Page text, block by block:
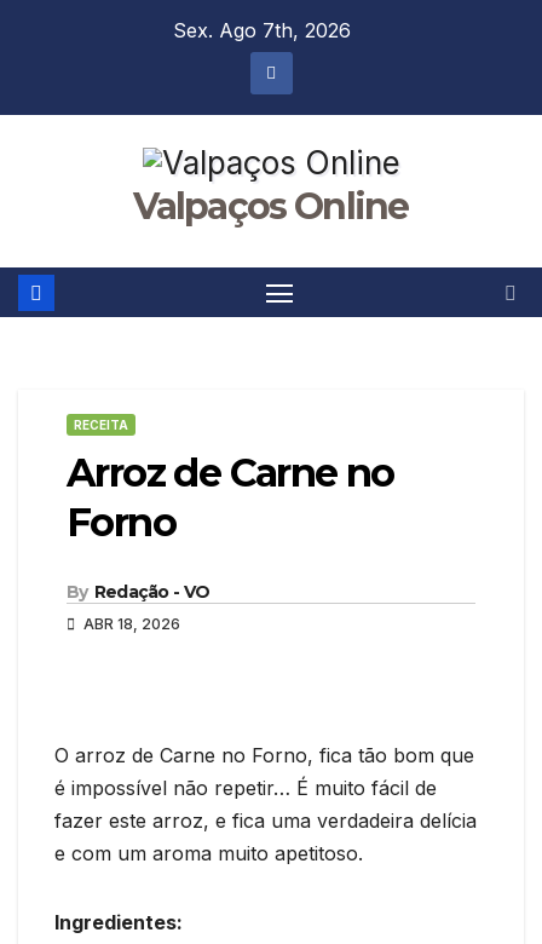
Sex. Ago 7th, 2026
Valpaços Online
RECEITA
Arroz de Carne no
Forno
By Redação - VO
ABR 18, 2026
O arroz de Carne no Forno, fica tão bom que
é impossível não repetir… É muito fácil de
fazer este arroz, e fica uma verdadeira delícia
e com um aroma muito apetitoso.
Ingredientes: